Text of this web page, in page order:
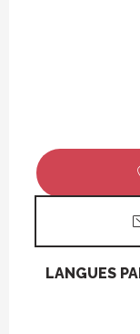
LANGUES
LANGUES